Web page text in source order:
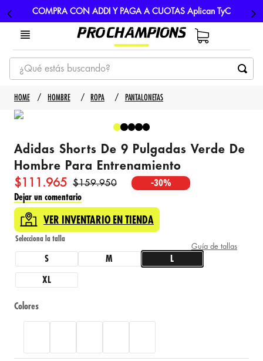
COMPRA CON ADDI Y PAGA A CUOTAS Aplican TyC
¿Qué estás buscando?
TÉRMINOS MÁS BUSCADOS
1
3. nike
4. guayos
5
HOMBRE ROPA PANTALONETAS
Adidas Shorts De 9 Pulgadas Verde De
Hombre Para Entrenamiento
$111 .965 $159.950 -30%
Dejar un comentario
VER INVENTARIO EN TIENDA
Guía de tallas
S M L
XL
Colores